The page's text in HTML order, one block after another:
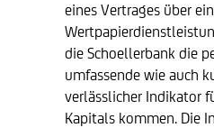
eines Vertrages über
die Schoellerbank die
umfassende wie auch
verlässlicher Indikator
Kapitals kommen. Die